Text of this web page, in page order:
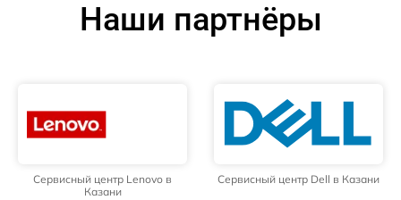
Наши партнёры
Сервисный центр Lenovo в
Казани
Сервисный центр Dell в Казани